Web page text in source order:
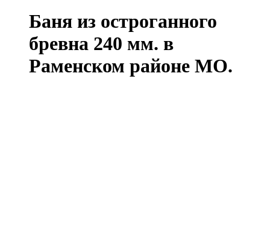
Баня из остроганного
бревна 240 мм. в
Раменском районе МО.